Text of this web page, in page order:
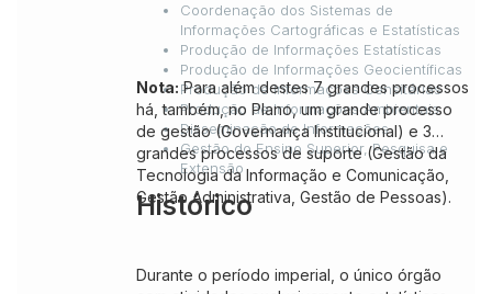
Coordenação dos Sistemas de
Informações Cartográficas e Estatísticas
Produção de Informações Estatísticas
Produção de Informações Geocientíficas
Produção de Informações Censitárias
Produção de Informações Ambientais
Disseminação de Informações
Gestão do Ensino Superior, Pesquisa e
Extensão
Nota:Para além destes 7 grandes processos
há, também, no Plano, um grande processo
de gestão (Governança Institucional) e 3
grandes processos de suporte (Gestão da
Tecnologia da Informação e Comunicação,
Gestão Administrativa, Gestão de Pessoas).
Histórico
Durante o período imperial, o único órgão